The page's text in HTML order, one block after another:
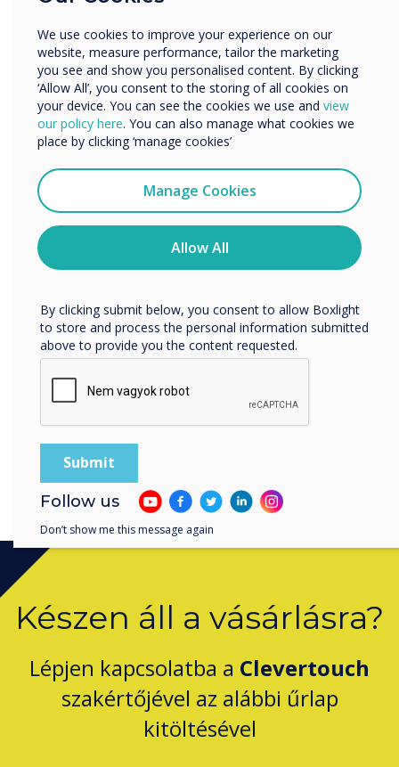
azonnali üzenetek, például riasztások,
tűzoltógyakorlatok és egyebek küldésére.
“
Az egyedülálló ajánlat
a legköltséghatékonyabb
megoldás a digitális
kommunikációhoz."
Készen áll a vásárlásra?
Lépjen kapcsolatba a Clevertouch
szakértőjével az alábbi űrlap
kitöltésével
We use cookies to improve your experience on our
website, measure performance, tailor the marketing
you see and show you personalised content. By clicking
‘Allow All’, you consent to the storing of all cookies on
your device. You can see the cookies we use and view
our policy here. You can also manage what cookies we
place by clicking ‘manage cookies’
Manage Cookies
Allow All
Organisation Name
We would like to contact you about our products and
services by email, phone, or post.
You may unsubscribe from these communications at any
time. For more information on how to unsubscribe, our
privacy practices, and how we are committed to
protecting and respecting your privacy, please review our
By clicking submit below, you consent to allow Boxlight
to store and process the personal information submitted
above to provide you the content requested.
Follow us
Don’t show me this message again